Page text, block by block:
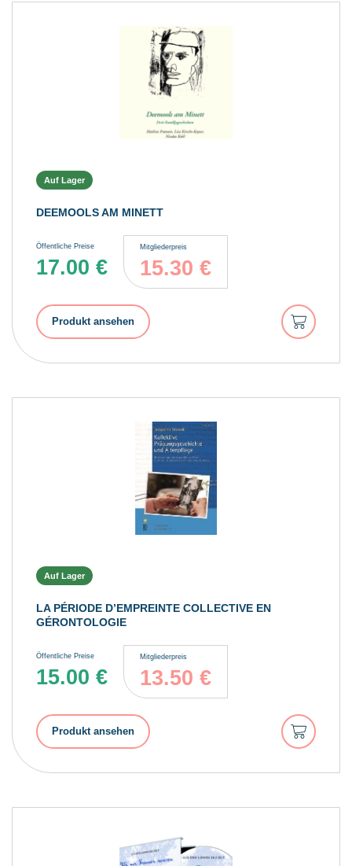
Auf Lager
DEEMOOLS AM MINETT
Öffentliche Preise
17.00 €
Mitgliederpreis
15.30 €
Produkt ansehen
den
Warenkorb
Auf Lager
LA PÉRIODE D’EMPREINTE COLLECTIVE EN
GÉRONTOLOGIE
Öffentliche Preise
15.00 €
Mitgliederpreis
13.50 €
Produkt ansehen
den
Warenkorb